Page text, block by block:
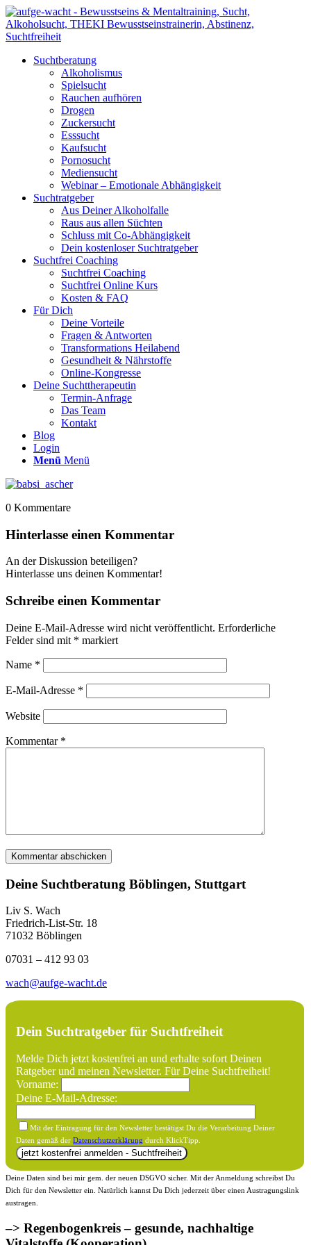
Suchtberatung
Alkoholismus
Spielsucht
Rauchen aufhören
Drogen
Zuckersucht
Esssucht
Kaufsucht
Pornosucht
Mediensucht
Webinar – Emotionale Abhängigkeit
Suchtratgeber
Aus Deiner Alkoholfalle
Raus aus allen Süchten
Schluss mit Co-Abhängigkeit
Dein kostenloser Suchtratgeber
Suchtfrei Coaching
Suchtfrei Coaching
Suchtfrei Online Kurs
Kosten & FAQ
Für Dich
Deine Vorteile
Fragen & Antworten
Transformations Heilabend
Gesundheit & Nährstoffe
Online-Kongresse
Deine Suchttherapeutin
Termin-Anfrage
Das Team
Kontakt
Blog
Login
Menü Menü
0 Kommentare
Hinterlasse einen Kommentar
An der Diskussion beteiligen?
Hinterlasse uns deinen Kommentar!
Schreibe einen Kommentar
Deine E-Mail-Adresse wird nicht veröffentlicht. Erforderliche
Felder sind mit * markiert
Name *
E-Mail-Adresse *
Website
Kommentar *
Deine Suchtberatung Böblingen, Stuttgart
Liv S. Wach
Friedrich-List-Str. 18
71032 Böblingen
07031 – 412 93 03
wach@aufge-wacht.de
Dein Suchtratgeber für Suchtfreiheit
Melde Dich jetzt kostenfrei an und erhalte sofort Deinen
Ratgeber und meinen Newsletter. Für Deine Suchtfreiheit!
Vorname:
Deine E-Mail-Adresse:
Mit der Eintragung für den Newsletter bestätigst Du die Verarbeitung Deiner
Daten gemäß der Datenschutzerklärung durch KlickTipp.
Deine Daten sind bei mir gem. der neuen DSGVO sicher. Mit der Anmeldung schreibst Du
Dich für den Newsletter ein. Natürlich kannst Du Dich jederzeit über einen Austragungslink
austragen.
–> Regenbogenkreis – gesunde, nachhaltige